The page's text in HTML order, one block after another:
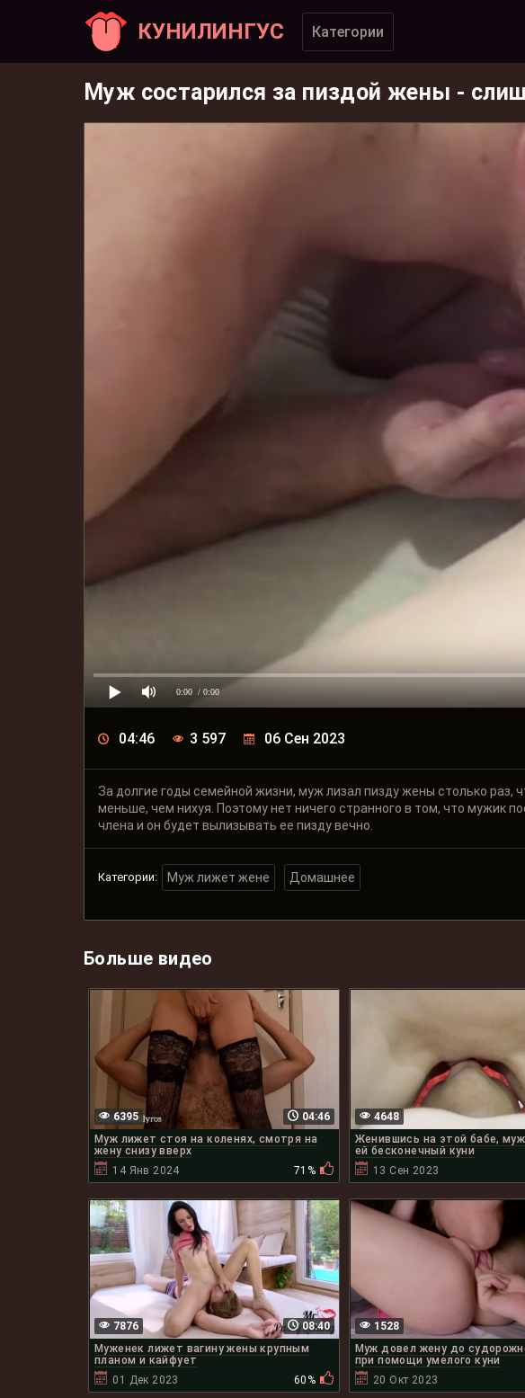
КУНИЛИНГУС Категории
Муж состарился за пиздой жены -
0:00 / 0:00
04:46 3 597 06 Сен 2023
За долгие годы семейной жизни, муж лизал пизду жены столько раз,
меньше, чем нихуя. Поэтому нет ничего странного в том, что мужик
члена и он будет вылизывать ее пизду вечно.
Категории: Муж лижет жене Домашнее
Больше видео
04:46
6395
Муж лижет стоя на коленях, смотря на
жену снизу вверх
14 Янв 2024
71%
4648
Женившись на этой бабе,
ей бесконечный куни
13 Сен 2023
08:40
7876
Муженек лижет вагину жены крупным
планом и кайфует
01 Дек 2023
60%
1528
Муж довел жену до
при помощи умелого куни
20 Окт 2023